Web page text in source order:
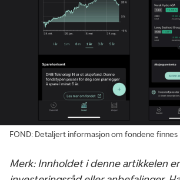
FOND: Detaljert informasjon om fondene finnes
Merk: Innholdet i denne artikkelen